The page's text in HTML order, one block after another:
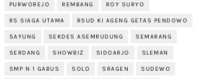
PURWOREJO REMBANG ROY SURYO
RS SIAGA UTAMA RSUD KI AGENG GETAS PENDOWO
SAYUNG SEKDES ASEMRUDUNG SEMARANG
SERDANG SHOWBIZ SIDOARJO SLEMAN
SMP N 1 GABUS SOLO SRAGEN SUDEWO